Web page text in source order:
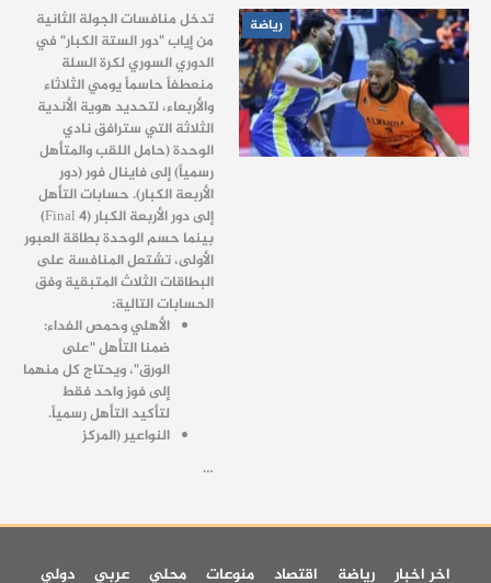
رياضة
تدخل منافسات الجولة الثانية
من إياب "دور الستة الكبار" في
الدوري السوري لكرة السلة
منعطفاً حاسماً يومي الثلاثاء
والأربعاء، لتحديد هوية الأندية
الثلاثة التي سترافق نادي
الوحدة (حامل اللقب والمتأهل
رسمياً) إلى فاينال فور (دور
الأربعة الكبار). حسابات التأهل
إلى دور الأربعة الكبار (Final 4)
بينما حسم الوحدة بطاقة العبور
الأولى، تشتعل المنافسة على
البطاقات الثلاث المتبقية وفق
الحسابات التالية:
الأهلي وحمص الفداء:
ضمنا التأهل "على
الورق"، ويحتاج كل منهما
إلى فوز واحد فقط
لتأكيد التأهل رسمياً.
النواعير (المركز
…
اخر اخبار رياضة اقتصاد منوعات محلي عربي دولي